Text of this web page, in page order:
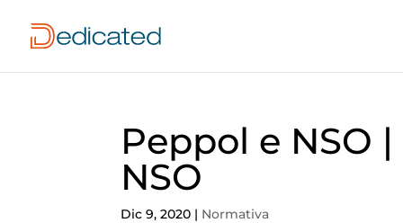
Peppol e NSO
NSO
Dic 9, 2020 | Normativa